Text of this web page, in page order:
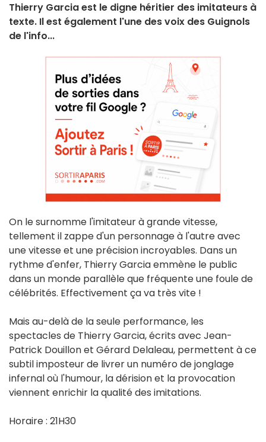
Thierry Garcia est le digne héritier des imitateurs à
texte. Il est également l'une des voix des Guignols
de l'info...
On le surnomme l'imitateur à grande vitesse,
tellement il zappe d'un personnage à l'autre avec
une vitesse et une précision incroyables. Dans un
rythme d'enfer, Thierry Garcia emmène le public
dans un monde parallèle que fréquente une foule de
célébrités. Effectivement ça va très vite !
Mais au-delà de la seule performance, les
spectacles de Thierry Garcia, écrits avec Jean-
Patrick Douillon et Gérard Delaleau, permettent à ce
subtil imposteur de livrer un numéro de jonglage
infernal où l'humour, la dérision et la provocation
viennent enrichir la qualité des imitations.
Horaire : 21H30